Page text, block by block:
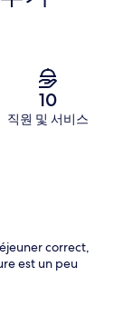
10
직원 및 서비스
correct,
est un peu